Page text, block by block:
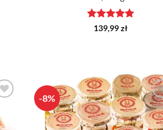
Oceniono
139,99zł
-8%
Dodaj